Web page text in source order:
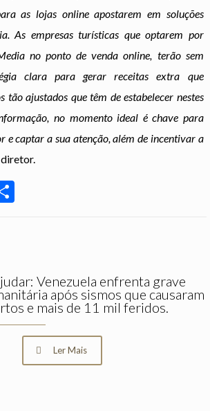
as lojas online apostarem em soluções
As empresas turísticas que optarem por
no ponto de venda online, terão sem
clara para gerar receitas extra que
tão ajustados que têm de estabelecer nestes
no momento ideal é chave para
e captar a sua atenção, além de incentivar a
diretor.
Venezuela enfrenta grave
após sismos que causaram
e mais de 11 mil feridos.
Ler Mais